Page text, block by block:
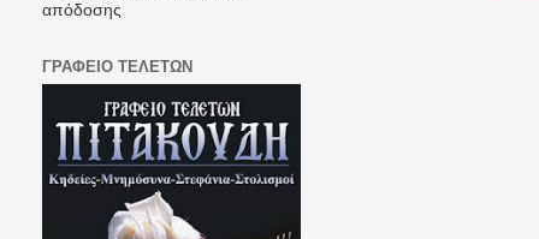
απόδοσης
ΓΡΑΦΕΙΟ ΤΕΛΕΤΩΝ